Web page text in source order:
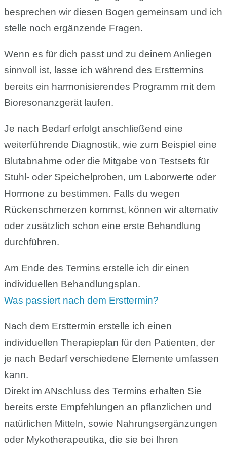
besprechen wir diesen Bogen gemeinsam und ich
stelle noch ergänzende Fragen.
Wenn es für dich passt und zu deinem Anliegen
sinnvoll ist, lasse ich während des Ersttermins
bereits ein harmonisierendes Programm mit dem
Bioresonanzgerät laufen.
Je nach Bedarf erfolgt anschließend eine
weiterführende Diagnostik, wie zum Beispiel eine
Blutabnahme oder die Mitgabe von Testsets für
Stuhl- oder Speichelproben, um Laborwerte oder
Hormone zu bestimmen. Falls du wegen
Rückenschmerzen kommst, können wir alternativ
oder zusätzlich schon eine erste Behandlung
durchführen.
Am Ende des Termins erstelle ich dir einen
individuellen Behandlungsplan.
Was passiert nach dem Ersttermin?
Nach dem Ersttermin erstelle ich einen
individuellen Therapieplan für den Patienten, der
je nach Bedarf verschiedene Elemente umfassen
kann.
Direkt im ANschluss des Termins erhalten Sie
bereits erste Empfehlungen an pflanzlichen und
natürlichen Mitteln, sowie Nahrungsergänzungen
oder Mykotherapeutika, die sie bei Ihren